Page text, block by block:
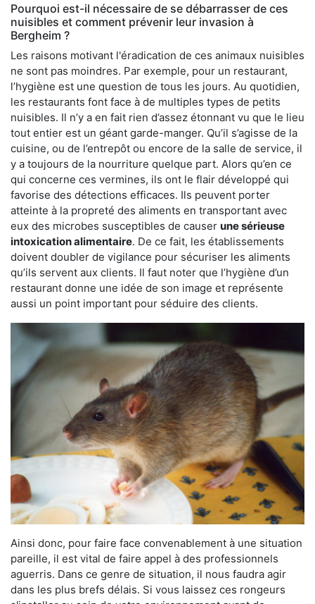
Pourquoi est-il nécessaire de se débarrasser de ces
nuisibles et comment prévenir leur invasion à
Bergheim ?
Les raisons motivant l'éradication de ces animaux nuisibles
ne sont pas moindres. Par exemple, pour un restaurant,
l’hygiène est une question de tous les jours. Au quotidien,
les restaurants font face à de multiples types de petits
nuisibles. Il n’y a en fait rien d’assez étonnant vu que le lieu
tout entier est un géant garde-manger. Qu’il s’agisse de la
cuisine, ou de l’entrepôt ou encore de la salle de service, il
y a toujours de la nourriture quelque part. Alors qu’en ce
qui concerne ces vermines, ils ont le flair développé qui
favorise des détections efficaces. Ils peuvent porter
atteinte à la propreté des aliments en transportant avec
eux des microbes susceptibles de causer une sérieuse
intoxication alimentaire. De ce fait, les établissements
doivent doubler de vigilance pour sécuriser les aliments
qu’ils servent aux clients. Il faut noter que l’hygiène d’un
restaurant donne une idée de son image et représente
aussi un point important pour séduire des clients.
Ainsi donc, pour faire face convenablement à une situation
pareille, il est vital de faire appel à des professionnels
aguerris. Dans ce genre de situation, il nous faudra agir
dans les plus brefs délais. Si vous laissez ces rongeurs